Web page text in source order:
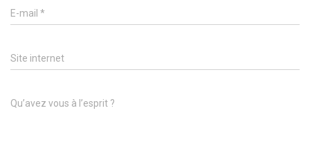
E-mail *
Site internet
Qu’avez vous à l’esprit ?